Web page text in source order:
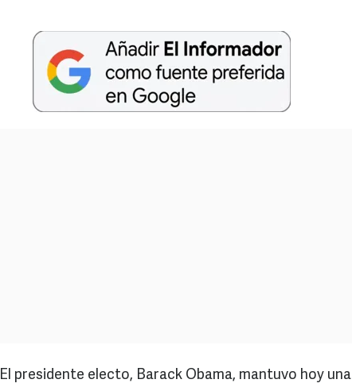
El presidente electo, Barack Obama, mantuvo hoy una